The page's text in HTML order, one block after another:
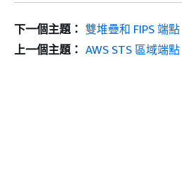
下一個主題： 雙堆疊和 FIPS 端點
上一個主題： AWS STS 區域端點